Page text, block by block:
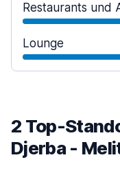
Restaurants und
Lounge
2 Top-
Djerba -